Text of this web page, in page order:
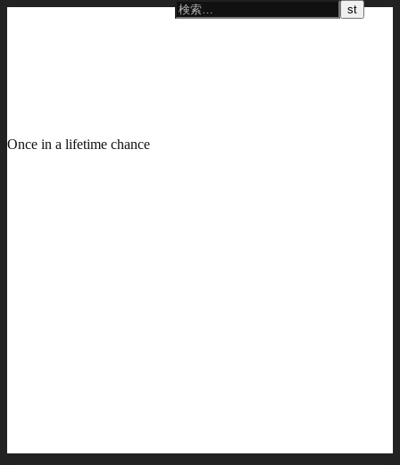
Once in a lifetime chance